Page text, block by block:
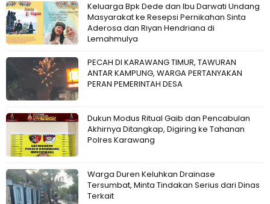
Keluarga Bpk Dede dan Ibu Darwati Undang
Masyarakat ke Resepsi Pernikahan Sinta
Aderosa dan Riyan Hendriana di
Lemahmulya
PECAH DI KARAWANG TIMUR, TAWURAN
ANTAR KAMPUNG, WARGA PERTANYAKAN
PERAN PEMERINTAH DESA
Dukun Modus Ritual Gaib dan Pencabulan
Akhirnya Ditangkap, Digiring ke Tahanan
Polres Karawang
Warga Duren Keluhkan Drainase
Tersumbat, Minta Tindakan Serius dari Dinas
Terkait